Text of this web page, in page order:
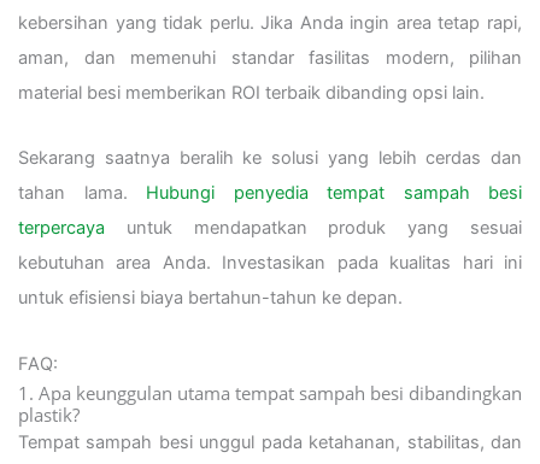
kebersihan yang tidak perlu. Jika Anda ingin area tetap rapi,
aman, dan memenuhi standar fasilitas modern, pilihan
material besi memberikan ROI terbaik dibanding opsi lain.
Sekarang saatnya beralih ke solusi yang lebih cerdas dan
tahan lama. Hubungi penyedia tempat sampah besi
terpercaya untuk mendapatkan produk yang sesuai
kebutuhan area Anda. Investasikan pada kualitas hari ini
untuk efisiensi biaya bertahun-tahun ke depan.
FAQ:
1. Apa keunggulan utama tempat sampah besi dibandingkan
plastik?
Tempat sampah besi unggul pada ketahanan, stabilitas, dan